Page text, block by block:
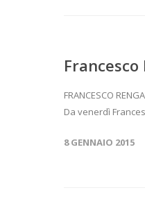
FRANCESCO
Da venerdì
8 GENNAIO 2015